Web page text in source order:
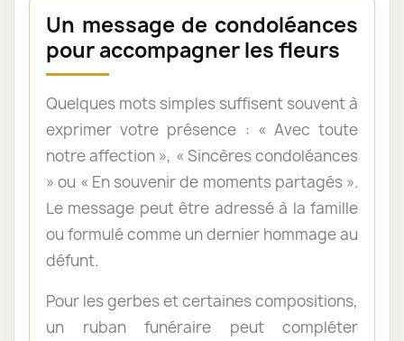
Un message de condoléances
pour accompagner les fleurs
Quelques mots simples suffisent souvent à
exprimer votre présence : « Avec toute
notre affection », « Sincères condoléances
» ou « En souvenir de moments partagés ».
Le message peut être adressé à la famille
ou formulé comme un dernier hommage au
défunt.
Pour les gerbes et certaines compositions,
un ruban funéraire peut compléter